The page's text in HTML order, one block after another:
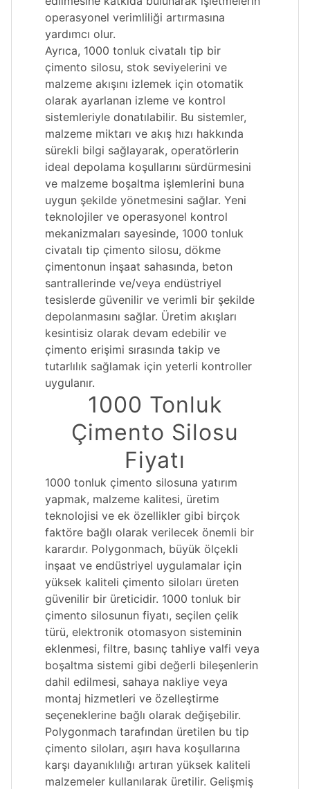
operasyonel verimliliği artırmasına
yardımcı olur.
Ayrıca, 1000 tonluk civatalı tip bir
çimento silosu, stok seviyelerini ve
malzeme akışını izlemek için otomatik
olarak ayarlanan izleme ve kontrol
sistemleriyle donatılabilir. Bu sistemler,
malzeme miktarı ve akış hızı hakkında
sürekli bilgi sağlayarak, operatörlerin
ideal depolama koşullarını sürdürmesini
ve malzeme boşaltma işlemlerini buna
uygun şekilde yönetmesini sağlar. Yeni
teknolojiler ve operasyonel kontrol
mekanizmaları sayesinde, 1000 tonluk
civatalı tip çimento silosu, dökme
çimentonun inşaat sahasında, beton
santrallerinde ve/veya endüstriyel
tesislerde güvenilir ve verimli bir şekilde
depolanmasını sağlar. Üretim akışları
kesintisiz olarak devam edebilir ve
çimento erişimi sırasında takip ve
tutarlılık sağlamak için yeterli kontroller
uygulanır.
1000 Tonluk
Çimento Silosu
Fiyatı
1000 tonluk çimento silosuna yatırım
yapmak, malzeme kalitesi, üretim
teknolojisi ve ek özellikler gibi birçok
faktöre bağlı olarak verilecek önemli bir
karardır. Polygonmach, büyük ölçekli
inşaat ve endüstriyel uygulamalar için
yüksek kaliteli çimento siloları üreten
güvenilir bir üreticidir. 1000 tonluk bir
çimento silosunun fiyatı, seçilen çelik
türü, elektronik otomasyon sisteminin
eklenmesi, filtre, basınç tahliye valfi veya
boşaltma sistemi gibi değerli bileşenlerin
dahil edilmesi, sahaya nakliye veya
montaj hizmetleri ve özelleştirme
seçeneklerine bağlı olarak değişebilir.
Polygonmach tarafından üretilen bu tip
çimento siloları, aşırı hava koşullarına
karşı dayanıklılığı artıran yüksek kaliteli
malzemeler kullanılarak üretilir. Gelişmiş